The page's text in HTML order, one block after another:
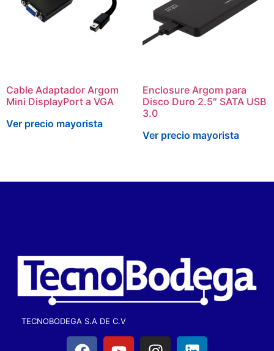
Cable Adaptador Argom
Mini DisplayPort a VGA
Ver precio mayorista
Enclosure Argom para
Disco Duro 2.5″ SATA USB
3.0
Ver precio mayorista
TECNOBODEGA S.A DE C.V